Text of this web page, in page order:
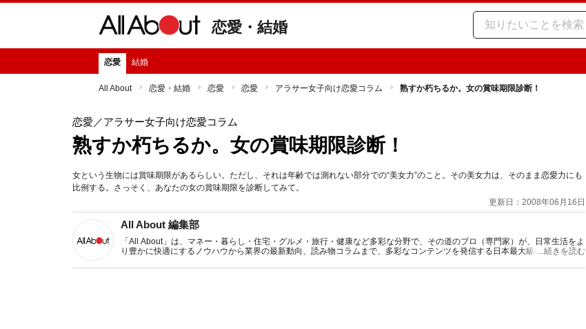
恋愛・結婚
恋愛 結婚
All About 恋愛・結婚 恋愛 恋愛 アラサー女子向け恋愛コラム 熟すか朽ちるか。女の賞味期限診断！
恋愛 ／アラサー女子向け恋愛コラム
熟すか朽ちるか。女の賞味期限診断！
女という生物には賞味期限があるらしい。ただし、それは年齢では測れない部分での“美女力”のこと。その美女力は、そのまま恋愛力にも
比例する。さっそく、あなたの女の賞味期限を診断してみて。
更新日：2008年06月16日
All About 編集部
「All About」は、マネー・暮らし・住宅・グルメ・旅行・健康など多彩な分野で、その道のプロ（専門家）が、日常生活をよ
り豊かに快適にするノウハウから業界の最新動向、読み物コラムまで、多彩なコンテンツを発信する日本最大級の総合情報サ
...続きを読む